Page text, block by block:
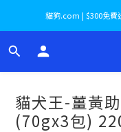
貓狗.com | $300免費
貓犬王-薑黃
(70gx3包)